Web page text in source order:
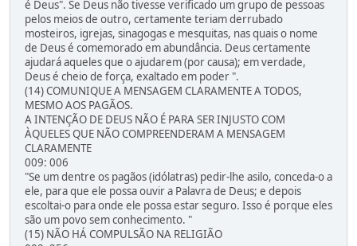
é Deus". Se Deus não tivesse verificado um grupo de pessoas
pelos meios de outro, certamente teriam derrubado
mosteiros, igrejas, sinagogas e mesquitas, nas quais o nome
de Deus é comemorado em abundância. Deus certamente
ajudará aqueles que o ajudarem (por causa); em verdade,
Deus é cheio de força, exaltado em poder ".
(14) COMUNIQUE A MENSAGEM CLARAMENTE A TODOS,
MESMO AOS PAGÃOS.
A INTENÇÃO DE DEUS NÃO É PARA SER INJUSTO COM
ÀQUELES QUE NÃO COMPREENDERAM A MENSAGEM
CLARAMENTE
009: 006
"Se um dentre os pagãos (idólatras) pedir-lhe asilo, conceda-o a
ele, para que ele possa ouvir a Palavra de Deus; e depois
escoltai-o para onde ele possa estar seguro. Isso é porque eles
são um povo sem conhecimento. "
(15) NÃO HÁ COMPULSÃO NA RELIGIÃO